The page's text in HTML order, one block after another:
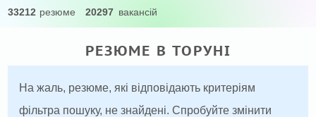
33212 резюме 20297 вакансій
РЕЗЮМЕ В ТОРУНІ
На жаль, резюме, які відповідають критеріям
фільтра пошуку, не знайдені. Спробуйте змінити